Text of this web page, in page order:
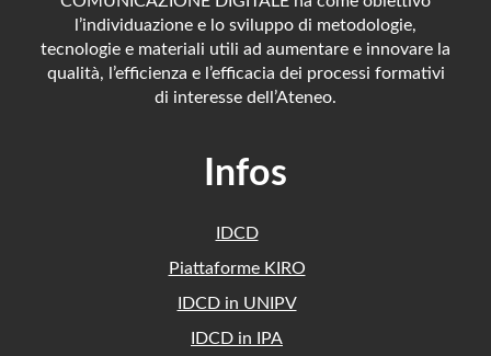
l’individuazione e lo sviluppo di metodologie,
tecnologie e materiali utili ad aumentare e innovare la
qualità, l’efficienza e l’efficacia dei processi formativi
di interesse dell’Ateneo.
Infos
IDCD
Piattaforme KIRO
IDCD in UNIPV
IDCD in IPA